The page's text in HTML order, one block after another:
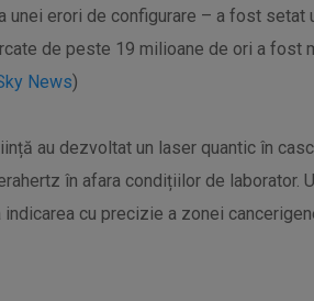
unei erori de configurare – a fost
de peste 19 milioane de ori a fost
News)
au dezvoltat un laser quantic în
în afara condițiilor de laborator.
indicarea cu precizie a zonei